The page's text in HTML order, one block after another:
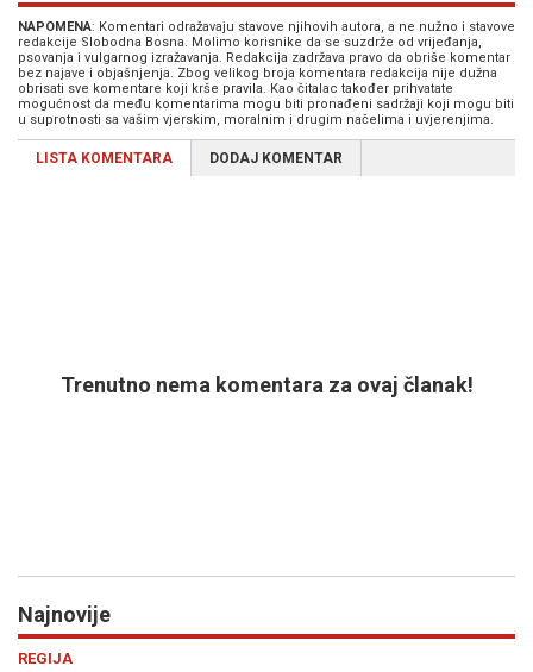
NAPOMENA: Komentari odražavaju stavove njihovih autora, a ne nužno i stavove
redakcije Slobodna Bosna. Molimo korisnike da se suzdrže od vrijeđanja,
psovanja i vulgarnog izražavanja. Redakcija zadržava pravo da obriše komentar
bez najave i objašnjenja. Zbog velikog broja komentara redakcija nije dužna
obrisati sve komentare koji krše pravila. Kao čitalac također prihvatate
mogućnost da među komentarima mogu biti pronađeni sadržaji koji mogu biti
u suprotnosti sa vašim vjerskim, moralnim i drugim načelima i uvjerenjima.
LISTA KOMENTARA DODAJ KOMENTAR
Trenutno nema komentara za ovaj članak!
Najnovije